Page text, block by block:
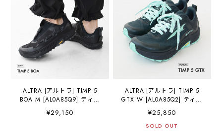
ALTRA [アルトラ] TIMP 5
BOA M [AL0A85Q9] ティン
プ 5 ボア・クロスカントリ
ー・ロードランニング・ト
¥29,150
ALTRA [アルトラ] TIMP 5
GTX W [AL0A85Q2] ティン
プ 5 ゴアテックス・トレイ
ルラン、ハイキング、ファス
トパッキング、トレイルレー
¥25,850
SOLD OUT